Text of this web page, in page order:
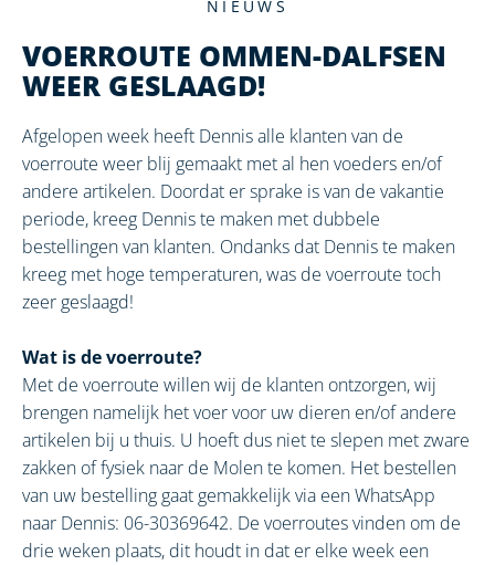
NIEUWS
VOERROUTE OMMEN-DALFSEN
WEER GESLAAGD!
Afgelopen week heeft Dennis alle klanten van de
voerroute weer blij gemaakt met al hen voeders en/of
andere artikelen. Doordat er sprake is van de vakantie
periode, kreeg Dennis te maken met dubbele
bestellingen van klanten. Ondanks dat Dennis te maken
kreeg met hoge temperaturen, was de voerroute toch
zeer geslaagd!
Wat is de voerroute?
Met de voerroute willen wij de klanten ontzorgen, wij
brengen namelijk het voer voor uw dieren en/of andere
artikelen bij u thuis. U hoeft dus niet te slepen met zware
zakken of fysiek naar de Molen te komen. Het bestellen
van uw bestelling gaat gemakkelijk via een WhatsApp
naar Dennis: 06-30369642. De voerroutes vinden om de
drie weken plaats, dit houdt in dat er elke week een